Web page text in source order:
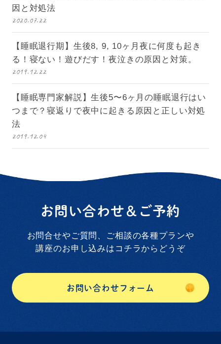
因と対処法
2020.07.22
【睡眠退行期】生後8, 9, 10ヶ月夜に何度も起き
る！寝ない！遊びだす！夜泣きの原因と対策。
2019.12.22
【睡眠専門家解説】生後5〜6ヶ月の睡眠退行はい
つまで？寝返りで夜中に起きる原因と正しい対処
法
2019.12.04
お問い合わせ＆ご予約
お問合せやご質問、ご相談の各種プランや
講座のお申し込みはコチラからどうぞ
お問い合わせフォーム